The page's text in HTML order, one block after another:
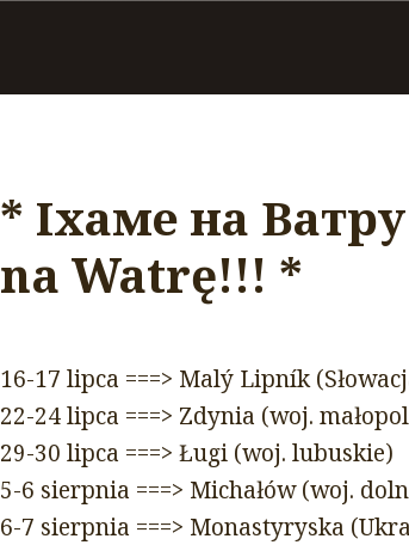
* Іхаме на
na Watrę!!! *
16-17 lipca ===> Malý Lipník
22-24 lipca ===> Zdynia (woj.
29-30 lipca ===> Ługi (woj. lubuskie)
5-6 sierpnia ===> Michałów (woj.
6-7 sierpnia ===> Monastyryska